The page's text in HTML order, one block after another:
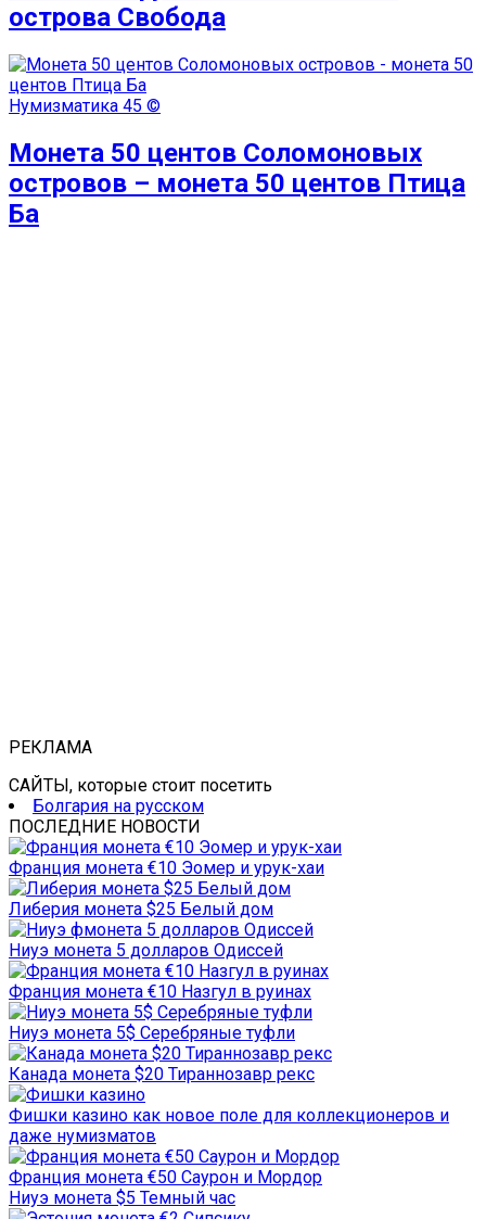
острова Свобода
Нумизматика 45 ©
Монета 50 центов Соломоновых
островов – монета 50 центов Птица
Ба
РЕКЛАМА
САЙТЫ, которые стоит посетить
Болгария на русском
ПОСЛЕДНИЕ НОВОСТИ
Франция монета €10 Эомер и урук-хаи
Либерия монета $25 Белый дом
Ниуэ монета 5 долларов Одиссей
Франция монета €10 Назгул в руинах
Ниуэ монета 5$ Серебряные туфли
Канада монета $20 Тираннозавр рекс
Фишки казино как новое поле для коллекционеров и
даже нумизматов
Франция монета €50 Саурон и Мордор
Ниуэ монета $5 Темный час